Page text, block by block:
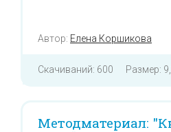
Автор: Елена Коршикова
Скачиваний: 600 Размер:
Методматериал: